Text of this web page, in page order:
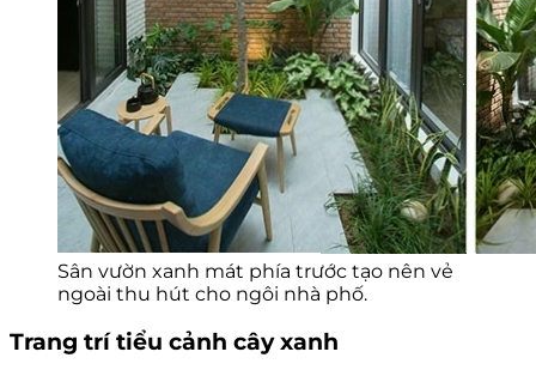
Sân vườn xanh mát phía trước tạo nên vẻ
ngoài thu hút cho ngôi nhà phố.
Trang trí tiểu cảnh cây xanh